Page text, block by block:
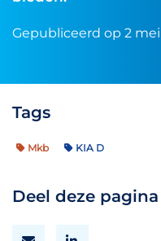
Gepubliceerd op 2
Tags
Mkb KIA D
Deel deze pagina